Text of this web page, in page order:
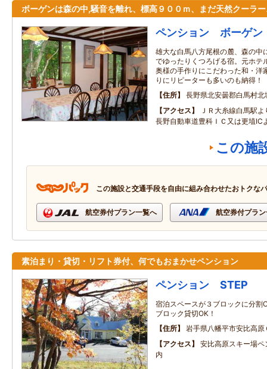
ボーゲンは森の中,騒音を離れ、標高９００ｍ、まだ天然クーラー
ペンション ボーゲン
雄大な白馬八方尾根の麓、森の中
でゆったりくつろげる宿。元ホテ
奥様の手作りにこだわった和・洋
りにリピーターも多いのも納得！
住所
長野県北安曇郡白馬村
アクセス
ＪＲ大糸線白馬駅
長野自動車道豊科ＩＣ又は更埴IC
この施
この施設と交通手段を自由に組み合わせたおトクな
航空券付プラン一覧へ 航空券付プラ
素泊まり・貸切・リフト券付、何でもおまかせペンション
ペンション STEP
宿泊スペースが３ブロックに分
ブロック貸切OK！
住所
岩手県八幡平市安比高原
アクセス
安比高原スキー場
内